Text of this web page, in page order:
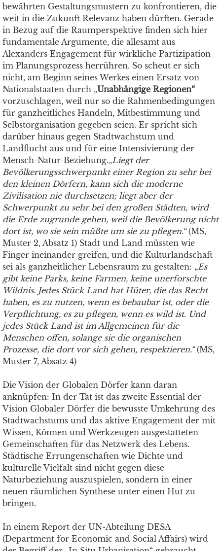
bewährten Gestaltungsmustern zu konfrontieren, die
weit in die Zukunft Relevanz haben dürften. Gerade
in Bezug auf die Raumperspektive finden sich hier
fundamentale Argumente, die allesamt aus
Alexanders Engagement für wirkliche Partizipation
im Planungsprozess herrühren. So scheut er sich
nicht, am Beginn seines Werkes einen Ersatz von
Nationalstaaten durch „Unabhängige Regionen“
vorzuschlagen, weil nur so die Rahmenbedingungen
für ganzheitliches Handeln, Mitbestimmung und
Selbstorganisation gegeben seien. Er spricht sich
darüber hinaus gegen Stadtwachstum und
Landflucht aus und für eine Intensivierung der
Mensch-Natur-Beziehung.„Liegt der
Bevölkerungsschwerpunkt einer Region zu sehr bei
den kleinen Dörfern, kann sich die moderne
Zivilisation nie durchsetzen; liegt aber der
Schwerpunkt zu sehr bei den großen Städten, wird
die Erde zugrunde gehen, weil die Bevölkerung nicht
dort ist, wo sie sein müßte um sie zu pflegen.“(MS,
Muster 2, Absatz 1) Stadt und Land müssten wie
Finger ineinander greifen, und die Kulturlandschaft
sei als ganzheitlicher Lebensraum zu gestalten: „Es
gibt keine Parks, keine Farmen, keine unerforschte
Wildnis. Jedes Stück Land hat Hüter, die das Recht
haben, es zu nutzen, wenn es bebaubar ist, oder die
Verpflichtung, es zu pflegen, wenn es wild ist. Und
jedes Stück Land ist im Allgemeinen für die
Menschen offen, solange sie die organischen
Prozesse, die dort vor sich gehen, respektieren.“(MS,
Muster 7, Absatz 4)
Die Vision der Globalen Dörfer kann daran
anknüpfen: In der Tat ist das zweite Essential der
Vision Globaler Dörfer die bewusste Umkehrung des
Stadtwachstums und das aktive Engagement der mit
Wissen, Können und Werkzeugen ausgestatteten
Gemeinschaften für das Netzwerk des Lebens.
Städtische Errungenschaften wie Dichte und
kulturelle Vielfalt sind nicht gegen diese
Naturbeziehung auszuspielen, sondern in einer
neuen räumlichen Synthese unter einen Hut zu
bringen.
In einem Report der UN-Abteilung DESA
(Department for Economic and Social Affairs) wird